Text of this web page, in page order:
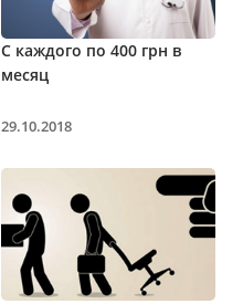
С каждого по 400 грн в
месяц
29.10.2018